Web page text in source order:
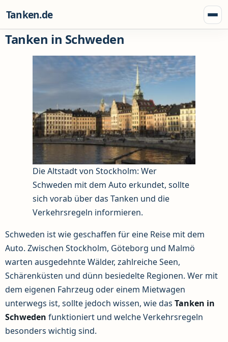
Tanken.de
Tanken in Schweden
Die Altstadt von Stockholm: Wer
Schweden mit dem Auto erkundet, sollte
sich vorab über das Tanken und die
Verkehrsregeln informieren.
Schweden ist wie geschaffen für eine Reise mit dem
Auto. Zwischen Stockholm, Göteborg und Malmö
warten ausgedehnte Wälder, zahlreiche Seen,
Schärenküsten und dünn besiedelte Regionen. Wer mit
dem eigenen Fahrzeug oder einem Mietwagen
unterwegs ist, sollte jedoch wissen, wie das Tanken in
Schweden funktioniert und welche Verkehrsregeln
besonders wichtig sind.